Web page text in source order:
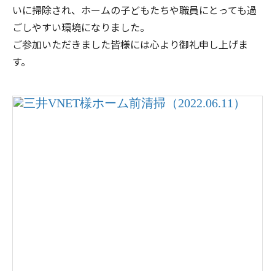
いに掃除され、ホームの子どもたちや職員にとっても過
ごしやすい環境になりました。
ご参加いただきました皆様には心より御礼申し上げま
す。